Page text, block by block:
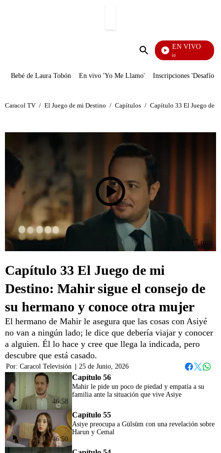
Enviar
EN VIVO
Bebé de Laura Tobón En vivo 'Yo Me Llamo' Inscripciones 'Desafío'
Caracol TV / El Juego de mi Destino / Capítulos / Capítulo 33 El Juego de
37:17 min
Capítulo 33 El Juego de mi
Destino: Mahir sigue el consejo de
su hermano y conoce otra mujer
El hermano de Mahir le asegura que las cosas con Asiyé
no van a ningún lado; le dice que debería viajar y conocer
a alguien. Él lo hace y cree que llega la indicada, pero
descubre que está casado.
Por: Caracol Televisión
25 de Junio, 2026
46:58
Capítulo 56
Mahir le pide un poco de piedad y empatía a su
familia ante la situación que vive Asiye
46:50
Capítulo 55
Asiye preocupa a Gülsüm con una revelación sobre
Harun y Cemal